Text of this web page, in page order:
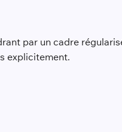
par un cadre
explicitement.